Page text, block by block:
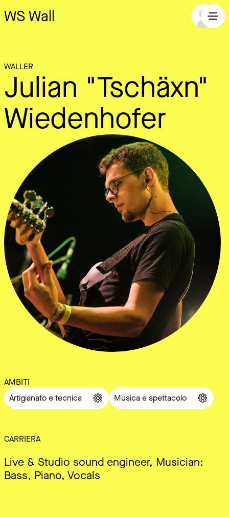
WS Wall
WALLER
Julian "Tschäxn"
Wiedenhofer
AMBITI
Artigianato e tecnica
Musica e spettacolo
CARRIERA
Live & Studio sound engineer, Musician:
Bass, Piano, Vocals